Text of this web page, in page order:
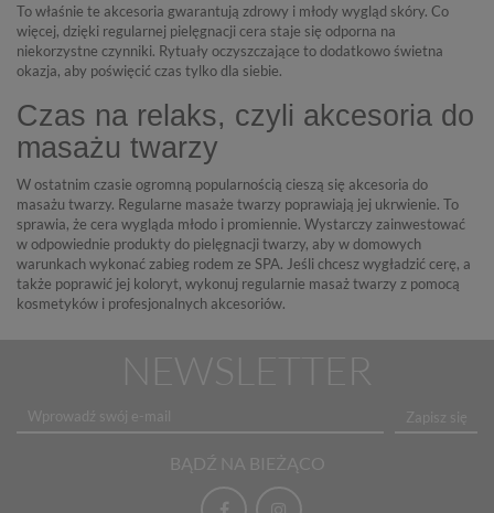
To właśnie te akcesoria gwarantują zdrowy i młody wygląd skóry. Co
więcej, dzięki regularnej pielęgnacji cera staje się odporna na
niekorzystne czynniki. Rytuały oczyszczające to dodatkowo świetna
okazja, aby poświęcić czas tylko dla siebie.
Czas na relaks, czyli akcesoria do
masażu twarzy
W ostatnim czasie ogromną popularnością cieszą się akcesoria do
masażu twarzy. Regularne masaże twarzy poprawiają jej ukrwienie. To
sprawia, że cera wygląda młodo i promiennie. Wystarczy zainwestować
w odpowiednie produkty do pielęgnacji twarzy, aby w domowych
warunkach wykonać zabieg rodem ze SPA. Jeśli chcesz wygładzić cerę, a
także poprawić jej koloryt, wykonuj regularnie masaż twarzy z pomocą
kosmetyków i profesjonalnych akcesoriów.
NEWSLETTER
Zapisz się
BĄDŹ NA BIEŻĄCO